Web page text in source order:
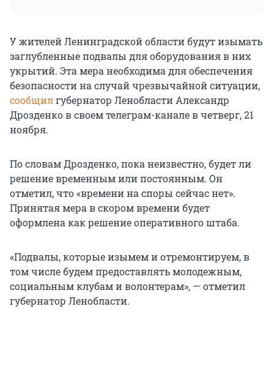
У жителей Ленинградской области будут изымать
заглубленные подвалы для оборудования в них
укрытий. Эта мера необходима для обеспечения
безопасности на случай чрезвычайной ситуации,
сообщилгубернатор Ленобласти Александр
Дрозденко в своем телеграм-канале в четверг, 21
ноября.
По словам Дрозденко, пока неизвестно, будет ли
решение временным или постоянным. Он
отметил, что «времени на споры сейчас нет».
Принятая мера в скором времени будет
оформлена как решение оперативного штаба.
«Подвалы, которые изымем и отремонтируем, в
том числе будем предоставлять молодежным,
социальным клубам и волонтерам», — отметил
губернатор Ленобласти.